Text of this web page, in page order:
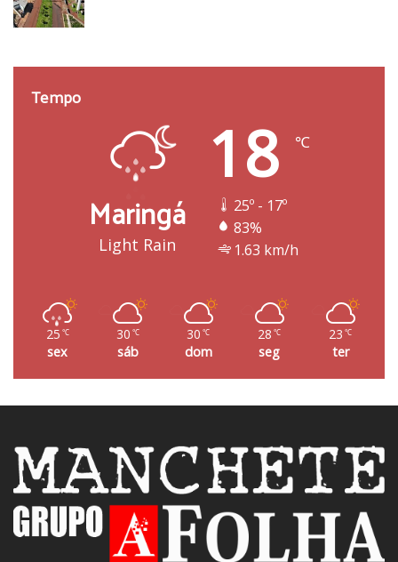
Tempo
Maringá
Light Rain
18 ℃
25º - 17º
83%
1.63 km/h
25 ℃
sex
30 ℃
sáb
30 ℃
dom
28 ℃
seg
23 ℃
ter